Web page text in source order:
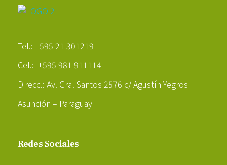
Tel.: +595 21 301219
Cel.: +595 981 911114
Direcc.: Av. Gral Santos 2576 c/ Agustín Yegros
Asunción – Paraguay
Redes Sociales